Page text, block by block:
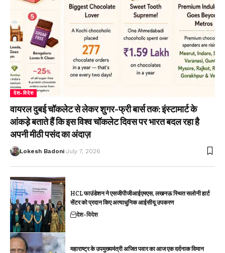
देश-विदेश
वायरल दुबई चॉकलेट से लेकर शुगर-फ्री बार्स तक: इंस्टामार्ट के
आंकड़े बताते हैं कि इस विश्व चॉकलेट दिवस पर भारत बदल रहा है
अपनी मीठी पसंद का अंदाज़
Lokesh Badoni July 7, 2026
HCL फाउंडेशन ने एसजीपीजीआईएमएस, लखनऊ स्थित सलोनी हार्ट
सेंटर को प्रदान किए अत्याधुनिक आईसीयू उपकरण
देश-विदेश
महाराष्ट्र के उपमुख्यमंत्री अजित पवार का आज एक दर्दनाक विमान